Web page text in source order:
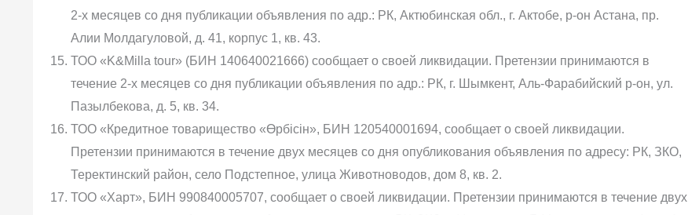
2-х месяцев со дня публикации объявления по адр.: РК, Актюбинская обл., г. Актобе, р-он Астана, пр.
Алии Молдагуловой, д. 41, корпус 1, кв. 43.
ТОО «K&Milla tour» (БИН 140640021666) сообщает о своей ликвидации. Претензии принимаются в
течение 2-х месяцев со дня публикации объявления по адр.: РК, г. Шымкент, Аль-Фарабийский р-он, ул.
Пазылбекова, д. 5, кв. 34.
ТОО «Кредитное товарищество «Өрбісін», БИН 120540001694, сообщает о своей ликвидации.
Претензии принимаются в течение двух месяцев со дня опубликования объявления по адресу: РК, ЗКО,
Теректинский район, село Подстепное, улица Животноводов, дом 8, кв. 2.
ТОО «Харт», БИН 990840005707, сообщает о своей ликвидации. Претензии принимаются в течение двух